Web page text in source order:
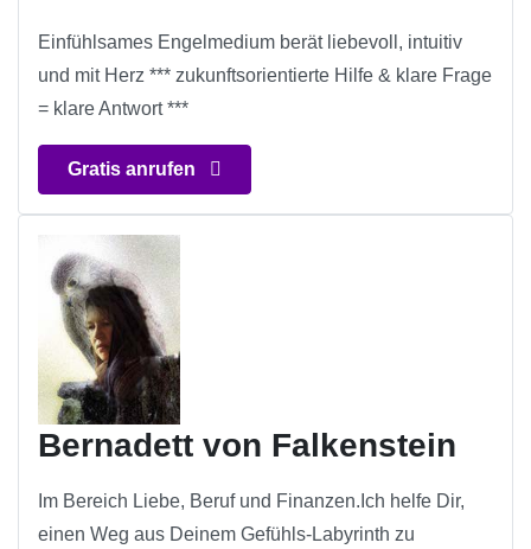
Einfühlsames Engelmedium berät liebevoll, intuitiv
und mit Herz *** zukunftsorientierte Hilfe & klare Frage
= klare Antwort ***
Gratis anrufen
Bernadett von Falkenstein
Im Bereich Liebe, Beruf und Finanzen.Ich helfe Dir,
einen Weg aus Deinem Gefühls-Labyrinth zu